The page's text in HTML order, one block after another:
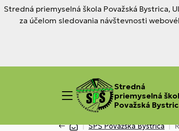
Stredná priemyselná škola Považská Bystrica,
za účelom sledovania návštevnosti
Stredná
priemyselná
Považská
SPŠ Považská Bystrica